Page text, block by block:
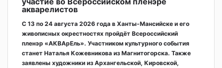
акварелистов
С 13 по 24 августа 2026 года в Ханты-Мансийске и его
живописных окрестностях пройдёт Всероссийский
пленэр «АКВАрЕль». Участником культурного события
станет Наталья Кожевникова из Магнитогорска. Также
заявлены художники из Архангельской, Кировской,